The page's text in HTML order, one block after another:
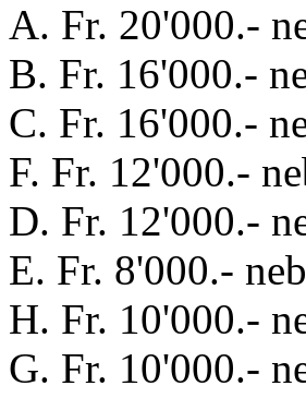
A. Fr. 20'000.-
B. Fr. 16'000.-
C. Fr. 16'000.-
F. Fr. 12'000.-
D. Fr. 12'000.-
E. Fr. 8'000.-
H. Fr. 10'000.-
G. Fr. 10'000.-